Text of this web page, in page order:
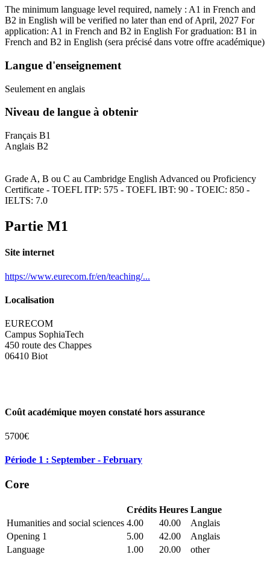
The minimum language level required, namely : A1 in French and
B2 in English will be verified no later than end of April, 2027 For
application: A1 in French and B2 in English For graduation: B1 in
French and B2 in English (sera précisé dans votre offre académique)
Langue d'enseignement
Seulement en anglais
Niveau de langue à obtenir
Français B1
Anglais B2
Grade A, B ou C au Cambridge English Advanced ou Proficiency
Certificate - TOEFL ITP: 575 - TOEFL IBT: 90 - TOEIC: 850 -
IELTS: 7.0
Partie M1
Site internet
https://www.eurecom.fr/en/teaching/...
Localisation
EURECOM
Campus SophiaTech
450 route des Chappes
06410 Biot
Coût académique moyen constaté hors assurance
5700€
Période 1 : September - February
Core
Crédits Heures Langue
Humanities and social sciences 4.00 40.00
Anglais
Opening 1
5.00 42.00
Anglais
Language
1.00 20.00 other